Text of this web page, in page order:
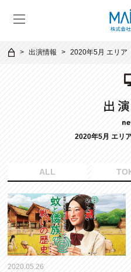
出演情報 2020年5月 エリア
2020年5月 エリ
ALL
2020.05.26